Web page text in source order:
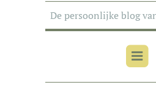
De persoonlijke blog